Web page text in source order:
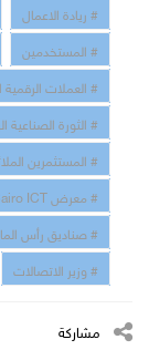
# ريادة الاعمال
# المستخدمين
# العملات
# الثورة الصناعية
# المستثمرين
# معرض Cairo ICT
# صناديق رأس
# وزير الاتصالات
مشاركة